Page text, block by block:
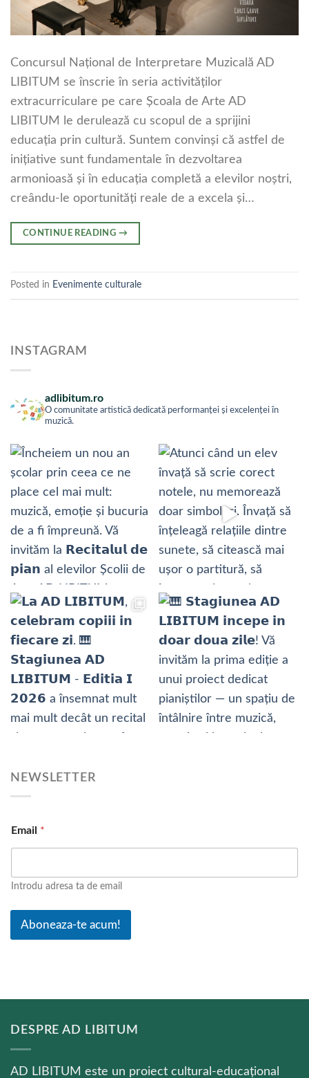
Concursul Național de Interpretare Muzicală AD
LIBITUM se înscrie în seria activităților
extracurriculare pe care Școala de Arte AD
LIBITUM le derulează cu scopul de a sprijini
educația prin cultură. Suntem convinși că astfel de
inițiative sunt fundamentale în dezvoltarea
armonioasă și în educația completă a elevilor noștri,
creându-le oportunități reale de a excela și…
CONTINUE READING →
Posted in Evenimente culturale
INSTAGRAM
adlibitum.ro
O comunitate artistică dedicată performanței și excelenței în
muzică.
NEWSLETTER
m
a
Email *
Introdu adresa ta de email
Aboneaza-te acum!
DESPRE AD LIBITUM
AD LIBITUM este un proiect cultural-educațional